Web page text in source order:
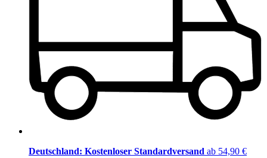
Deutschland: Kostenloser Standardversand ab 54,90 €